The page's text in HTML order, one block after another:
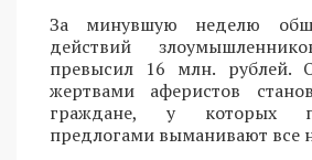
За минувшую неделю
действий
превысил 16 млн. рублей.
жертвами аферистов
граждане, у которых
предлогами выманивают все